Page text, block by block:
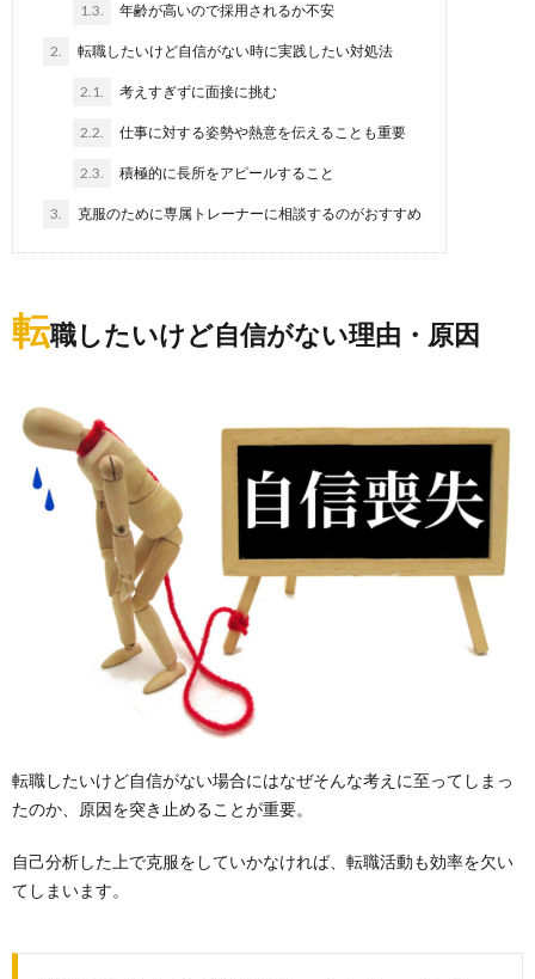
1.3. 年齢が高いので採用されるか不安
2. 転職したいけど自信がない時に実践したい対処法
2.1. 考えすぎずに面接に挑む
2.2. 仕事に対する姿勢や熱意を伝えることも重要
2.3. 積極的に長所をアピールすること
3. 克服のために専属トレーナーに相談するのがおすすめ
転職したいけど自信がない理由・原因
転職したいけど自信がない場合にはなぜそんな考えに至ってしまっ
たのか、原因を突き止めることが重要。
自己分析した上で克服をしていかなければ、転職活動も効率を欠い
てしまいます。